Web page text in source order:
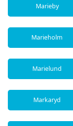
Marieby
Marieholm
Marielund
Markaryd